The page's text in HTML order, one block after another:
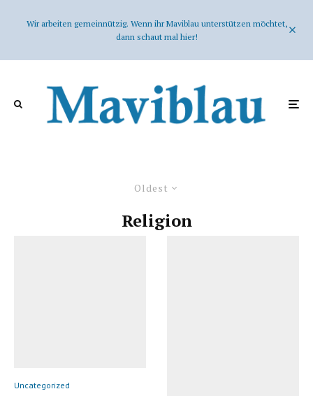
Wir arbeiten gemeinnützig. Wenn ihr Maviblau unterstützen möchtet,
dann schaut mal hier!
Oldest
Religion
Uncategorized